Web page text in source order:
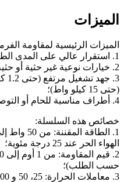
الميزات
الميزات الرئيسية لمقاومة
1. استقرار عالي على المدى الطويل؛
2. خيارات نوعية غير حثية أو حثية؛
3.
(حتى 15 كيلو واط)؛
4. أطراف مناسبة للحام أو التوصيل بالبراغي.
خصائص هذه السلسلة:
الهواء الحر عند 25 درجة مئوية؛
حسب الطلب)؛